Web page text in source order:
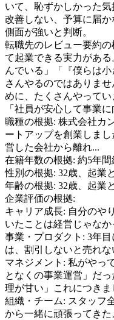
いて、恥ずかしかった
改善しない、予算に届
側面が強いと判断。
転職先のレビュー要約の
て起業できる実力があ
んでいる」「『僕らは
さんやるのではありま
めに、たくさんやってい
「社員が安心して事業
職種の根拠: 株式会社カ
ートアップを創業しま
営した会社から離れ...
在籍年数の根拠: 約5年
性別の根拠: 32歳、起業
年齢の根拠: 32歳、起業
企業評価の根拠:
キャリア成長: 自分のや
いたことは経営じゃな
事業・プロダクト : 3年目
は、割引しないと売れな
マネジメント : 私がやっ
となくの事業運営」だ
理が甘い」これにつきま
組織・チーム: スタッフ
から一緒に頑張ってき